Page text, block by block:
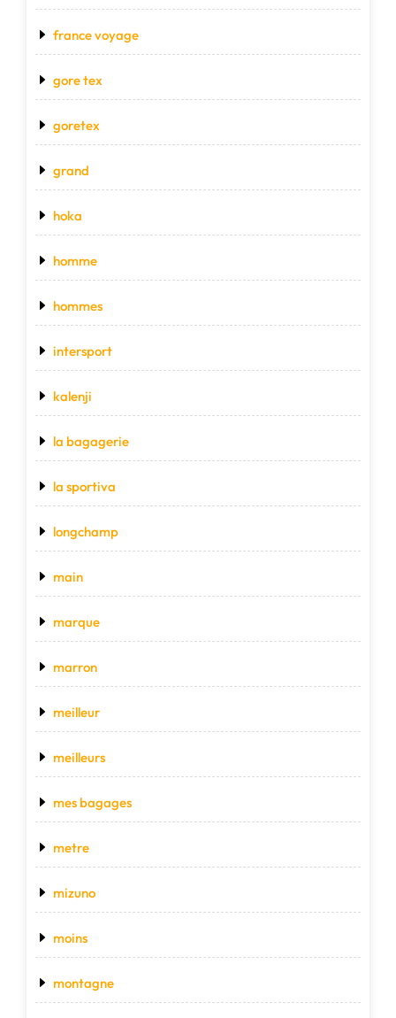
france voyage
gore tex
goretex
grand
hoka
homme
hommes
intersport
kalenji
la bagagerie
la sportiva
longchamp
main
marque
marron
meilleur
meilleurs
mes bagages
metre
mizuno
moins
montagne